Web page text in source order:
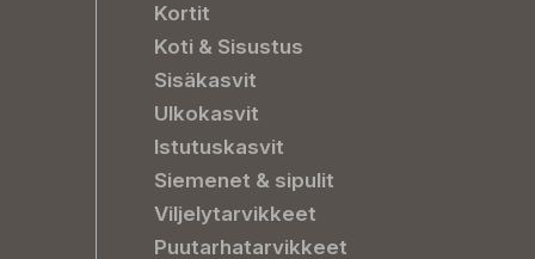
Kortit
Koti & Sisustus
Sisäkasvit
Ulkokasvit
Istutuskasvit
Siemenet & sipulit
Viljelytarvikkeet
Puutarhatarvikkeet